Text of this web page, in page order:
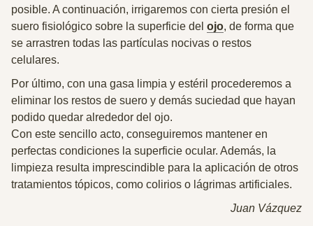
posible. A continuación, irrigaremos con cierta presión el
suero fisiológico sobre la superficie del ojo, de forma que
se arrastren todas las partículas nocivas o restos
celulares.
Por último, con una gasa limpia y estéril procederemos a
eliminar los restos de suero y demás suciedad que hayan
podido quedar alrededor del ojo.
Con este sencillo acto, conseguiremos mantener en
perfectas condiciones la superficie ocular. Además, la
limpieza resulta imprescindible para la aplicación de otros
tratamientos tópicos, como colirios o lágrimas artificiales.
Juan Vázquez